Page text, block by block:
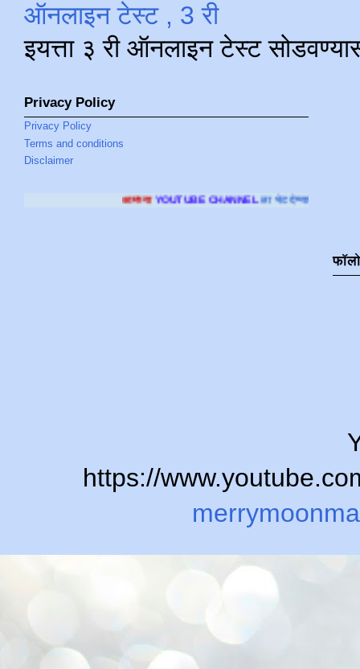
ऑनलाइन टेस्ट , 3 री
इयत्ता ३ री ऑनलाइन टेस्ट
Privacy Policy
Privacy Policy
Terms and conditions
Disclaimer
YOUTUBE CHANNELला भेट देण्यासाठी क्लिक करा.
https://